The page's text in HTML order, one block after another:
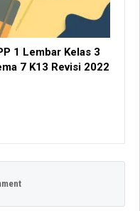
1 Lembar Kelas 3
7 K13 Revisi 2022